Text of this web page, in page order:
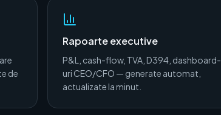
de
Rapoarte executive
P&L, cash-flow, TVA, D394, dashboard-
uri CEO/CFO — generate automat,
actualizate la minut.